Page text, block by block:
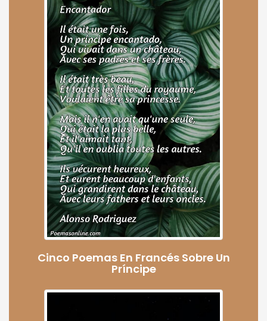
Cinco Poemas En Francés Sobre Un
Príncipe